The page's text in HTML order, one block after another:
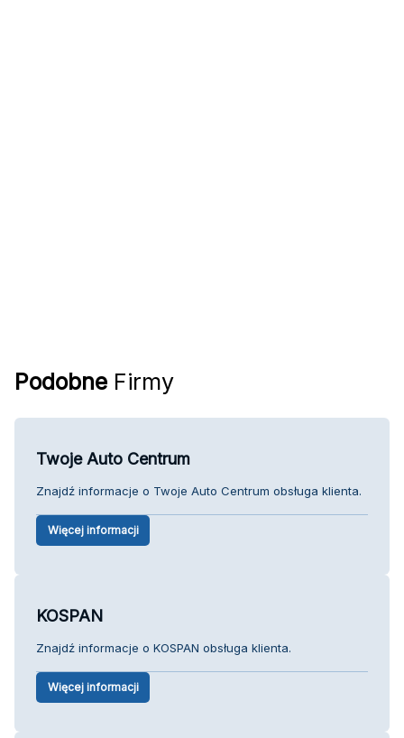
Podobne Firmy
Twoje Auto Centrum
Znajdź informacje o Twoje Auto Centrum obsługa klienta.
Więcej informacji
KOSPAN
Znajdź informacje o KOSPAN obsługa klienta.
Więcej informacji